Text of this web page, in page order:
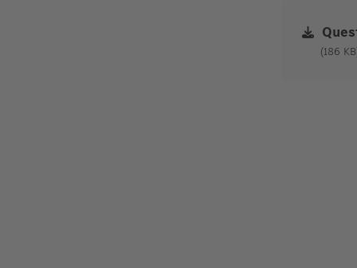
186 KB